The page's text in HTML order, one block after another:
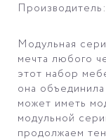
Модульная
мечта любого
этот набор
она
может иметь
модульной
продолжаем